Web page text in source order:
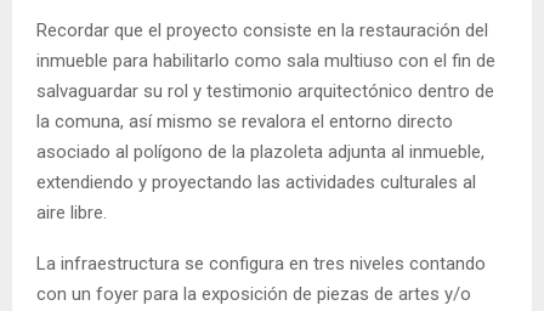
Recordar que el proyecto consiste en la restauración del
inmueble para habilitarlo como sala multiuso con el fin de
salvaguardar su rol y testimonio arquitectónico dentro de
la comuna, así mismo se revalora el entorno directo
asociado al polígono de la plazoleta adjunta al inmueble,
extendiendo y proyectando las actividades culturales al
aire libre.
La infraestructura se configura en tres niveles contando
con un foyer para la exposición de piezas de artes y/o